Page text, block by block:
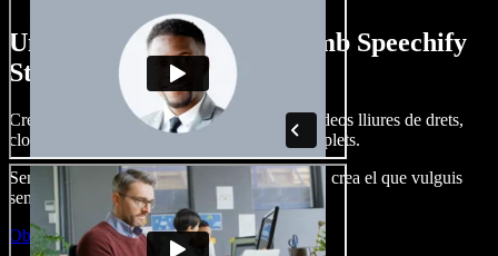
Un tastet del que pots fer amb Speechify
Studio.
Crea dobl. de veu, afegeix imatges, àudio, vídeos lliures de drets,
clona veus i munta projectes multimèdia complets.
Sense corba d’aprenentatge, tot al navegador: crea el que vulguis
sense els límits de sempre.
Obre l'Studio